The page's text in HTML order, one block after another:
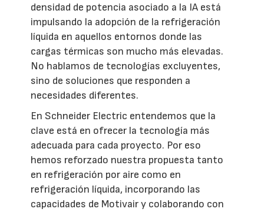
densidad de potencia asociado a la IA está
impulsando la adopción de la refrigeración
líquida en aquellos entornos donde las
cargas térmicas son mucho más elevadas.
No hablamos de tecnologías excluyentes,
sino de soluciones que responden a
necesidades diferentes.
En Schneider Electric entendemos que la
clave está en ofrecer la tecnología más
adecuada para cada proyecto. Por eso
hemos reforzado nuestra propuesta tanto
en refrigeración por aire como en
refrigeración líquida, incorporando las
capacidades de Motivair y colaborando con